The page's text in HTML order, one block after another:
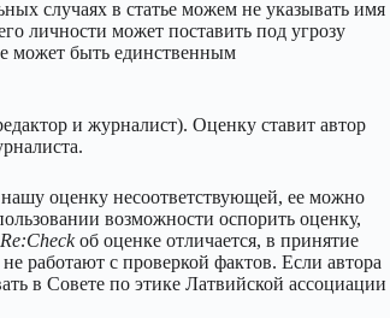
случаях в статье можем не указывать имя
личности может поставить под угрозу
может быть единственным
и журналист). Оценку ставит автор
нашу оценку несоответствующей, ее можно
возможности оспорить оценку,
Re:Checkоб оценке отличается, в принятие
работают с проверкой фактов. Если автора
в Совете по этике Латвийской ассоциации